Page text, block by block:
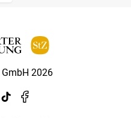
2026